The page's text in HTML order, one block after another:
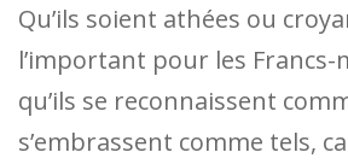
Qu’ils soient athées ou
l’important pour les Francs-
qu’ils se reconnaissent
s’embrassent comme tels,